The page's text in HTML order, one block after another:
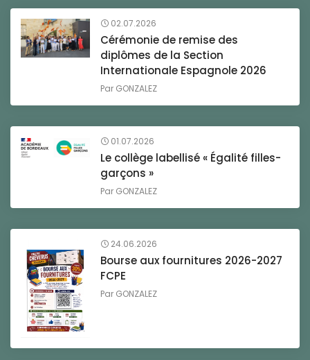
02.07.2026
Cérémonie de remise des
diplômes de la Section
Internationale Espagnole 2026
Par GONZALEZ
01.07.2026
Le collège labellisé « Égalité filles-
garçons »
Par GONZALEZ
24.06.2026
Bourse aux fournitures 2026-2027
FCPE
Par GONZALEZ